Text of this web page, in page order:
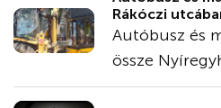
Rákóczi
Autóbusz és
össze